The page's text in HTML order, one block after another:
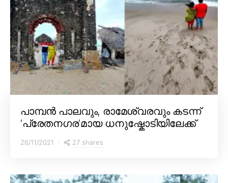
പാമ്പൻ പാലവും, രാമേശ്വരവും കടന്ന്
‘പ്രേതനഗര’മായ ധനുഷ്കോടിയിലേക്ക്
26/11/2021 27 shares